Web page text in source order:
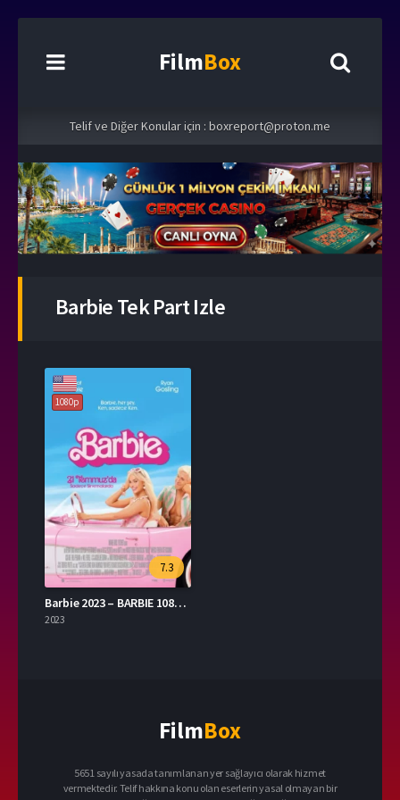
FilmBox
Telif ve Diğer Konular için : boxreport@proton.me
Barbie Tek Part Izle
1080p
7.3
Barbie 2023 – BARBIE 1080p Turkce Altyazi izle
2023
FilmBox
5651 sayılı yasada tanımlanan yer sağlayıcı olarak hizmet
vermektedir. Telif hakkına konu olan eserlerin yasal olmayan bir